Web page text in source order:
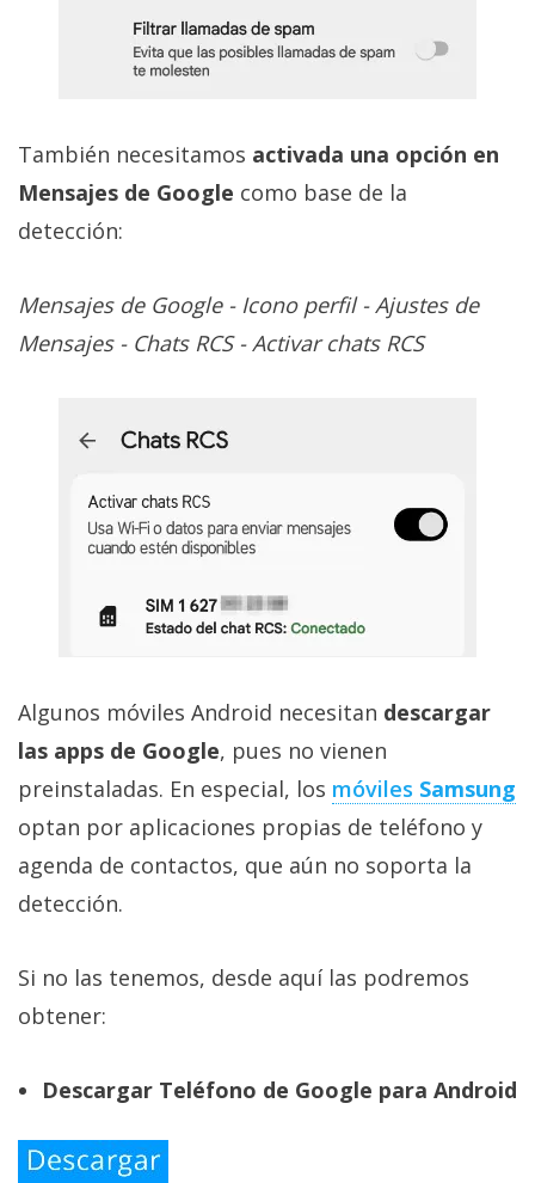
También necesitamos activada una opción en
Mensajes de Google como base de la
detección:
Mensajes de Google - Icono perfil - Ajustes de
Mensajes - Chats RCS - Activar chats RCS
Algunos móviles Android necesitan descargar
las apps de Google, pues no vienen
preinstaladas. En especial, los móviles Samsung
optan por aplicaciones propias de teléfono y
agenda de contactos, que aún no soporta la
detección.
Si no las tenemos, desde aquí las podremos
obtener:
Descargar Teléfono de Google para Android